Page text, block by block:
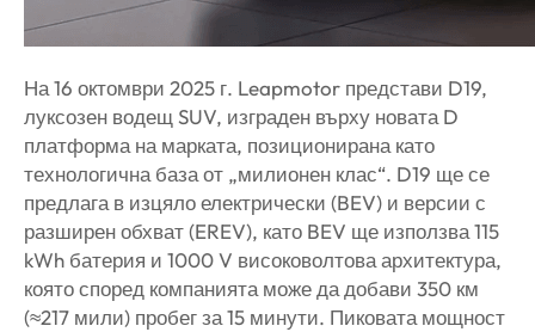
На 16 октомври 2025 г. Leapmotor представи D19,
луксозен водещ SUV, изграден върху новата D
платформа на марката, позиционирана като
технологична база от „милионен клас“. D19 ще се
предлага в изцяло електрически (BEV) и версии с
разширен обхват (EREV), като BEV ще използва 115
kWh батерия и 1000 V високоволтова архитектура,
която според компанията може да добави 350 км
(≈217 мили) пробег за 15 минути. Пиковата мощност